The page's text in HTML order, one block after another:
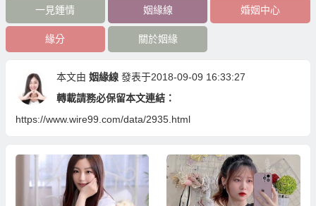
一見鍾情 姻緣線 婚姻中心
緣分 關於姻緣
本文由 姻緣線 發表于2018-09-09 16:33:27
轉載請務必保留本文連結：
https://www.wire99.com/data/2935.html